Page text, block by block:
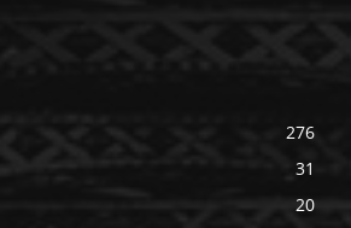
276
31
20